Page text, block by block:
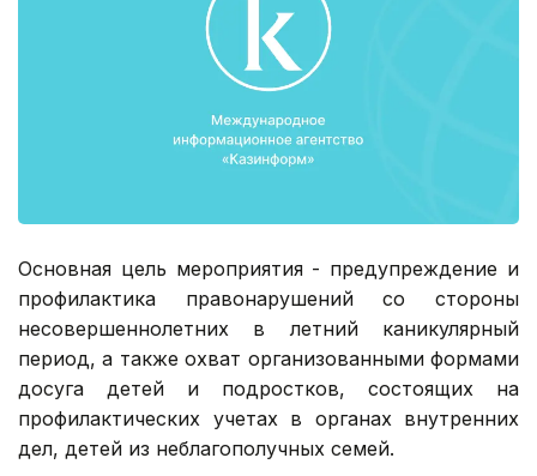
Основная цель мероприятия - предупреждение и
профилактика правонарушений со стороны
несовершеннолетних в летний каникулярный
период, а также охват организованными формами
досуга детей и подростков, состоящих на
профилактических учетах в органах внутренних
дел, детей из неблагополучных семей.